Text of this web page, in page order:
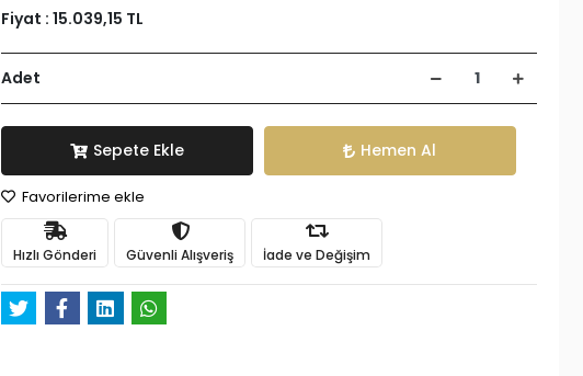
Fiyat : 15.039,15 TL
Adet
Sepete Ekle Hemen Al
Favorilerime ekle
Hızlı Gönderi Güvenli Alışveriş İade ve Değişim